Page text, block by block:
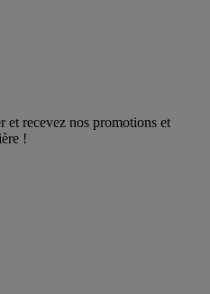
et recevez nos promotions et
!